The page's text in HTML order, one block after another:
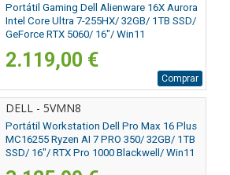
Portátil Gaming Dell Alienware 16X Aurora
Intel Core Ultra 7-255HX/ 32GB/ 1TB SSD/
GeForce RTX 5060/ 16"/ Win11
2.119,00 €
Comprar
DELL - 5VMN8
Portátil Workstation Dell Pro Max 16 Plus
MC16255 Ryzen AI 7 PRO 350/ 32GB/ 1TB
SSD/ 16"/ RTX Pro 1000 Blackwell/ Win11